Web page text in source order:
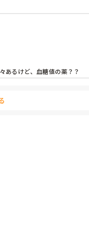
あるけど、血糖値の薬？？